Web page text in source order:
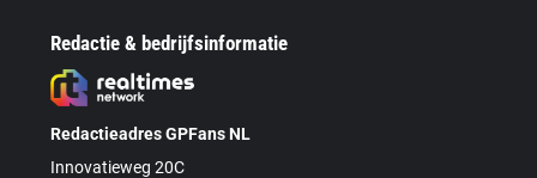
Redactie & bedrijfsinformatie
Redactieadres GPFans NL
Innovatieweg 20C